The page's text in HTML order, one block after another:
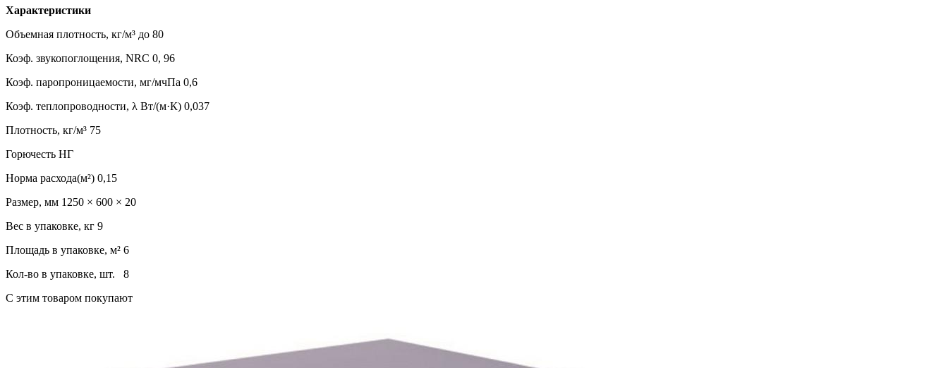
Характеристики
Объемная плотность, кг/м³ до 80
Коэф. звукопоглощения, NRC 0, 96
Коэф. паропроницаемости, мг/мчПа 0,6
Коэф. теплопроводности, λ Вт/(м·К) 0,037
Плотность, кг/м³ 75
Горючесть НГ
Норма расхода(м²) 0,15
Размер, мм 1250 × 600 × 20
Вес в упаковке, кг 9
Площадь в упаковке, м² 6
Кол-во в упаковке, шт. 8
C этим товаром покупают